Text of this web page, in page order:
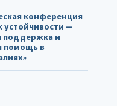
конференция
устойчивости —
поддержка и
помощь в